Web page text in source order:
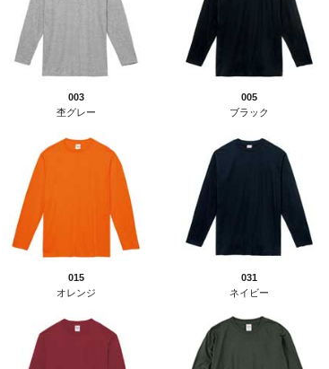
003
杢グレー
005
ブラック
015
オレンジ
031
ネイビー